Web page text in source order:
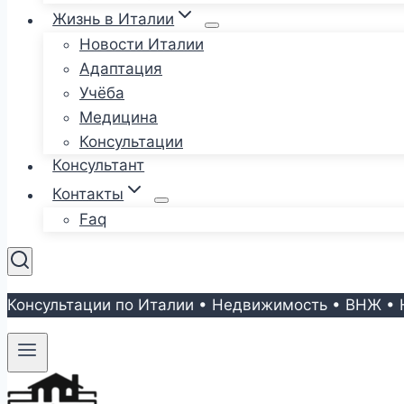
Жизнь в Италии
Новости Италии
Адаптация
Учёба
Медицина
Консультации
Консультант
Контакты
Faq
Консультации по Италии • Недвижимость • ВНЖ •